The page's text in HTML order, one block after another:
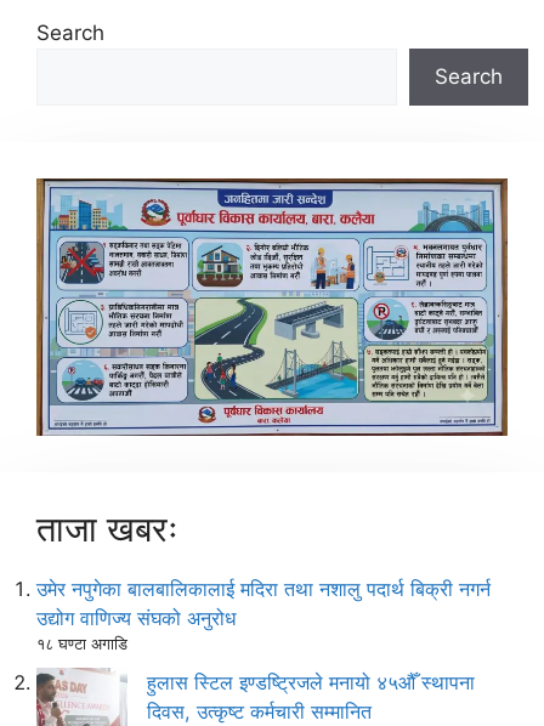
Search
Search
ताजा खबरः
उमेर नपुगेका बालबालिकालाई मदिरा तथा नशालु पदार्थ बिक्री नगर्न
उद्योग वाणिज्य संघको अनुरोध
१८ घण्टा अगाडि
हुलास स्टिल इण्डष्ट्रिजले मनायो ४५औँ स्थापना
दिवस, उत्कृष्ट कर्मचारी सम्मानित